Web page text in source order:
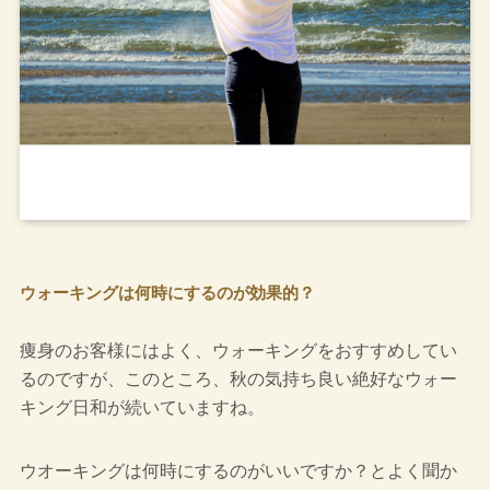
ウォーキングは何時にするのが効果的？
痩身のお客様にはよく、ウォーキングをおすすめしてい
るのですが、このところ、秋の気持ち良い絶好なウォー
キング日和が続いていますね。
ウオーキングは何時にするのがいいですか？とよく聞か